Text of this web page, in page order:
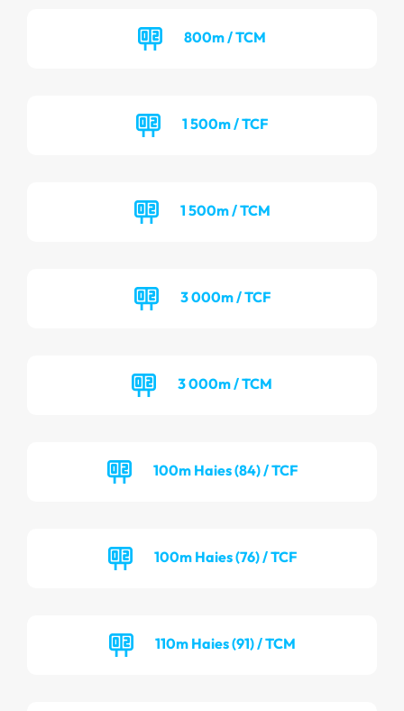
800m / TCM
1 500m / TCF
1 500m / TCM
3 000m / TCF
3 000m / TCM
100m Haies (84) / TCF
100m Haies (76) / TCF
110m Haies (91) / TCM